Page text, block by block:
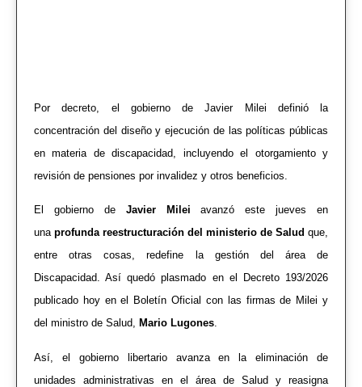
Por decreto, el gobierno de Javier Milei definió la
concentración del diseño y ejecución de las políticas públicas
en materia de discapacidad, incluyendo el otorgamiento y
revisión de pensiones por invalidez y otros beneficios.
El gobierno deJavier Milei avanzó este jueves en
una profunda reestructuración del ministerio de Salud que,
entre otras cosas, redefine la gestión del área de
Discapacidad. Así quedó plasmado en el Decreto 193/2026
publicado hoy en el Boletín Oficial con las firmas de Milei y
del ministro de Salud, Mario Lugones.
Así, el gobierno libertario avanza en la eliminación de
unidades administrativas en el área de Salud y reasigna